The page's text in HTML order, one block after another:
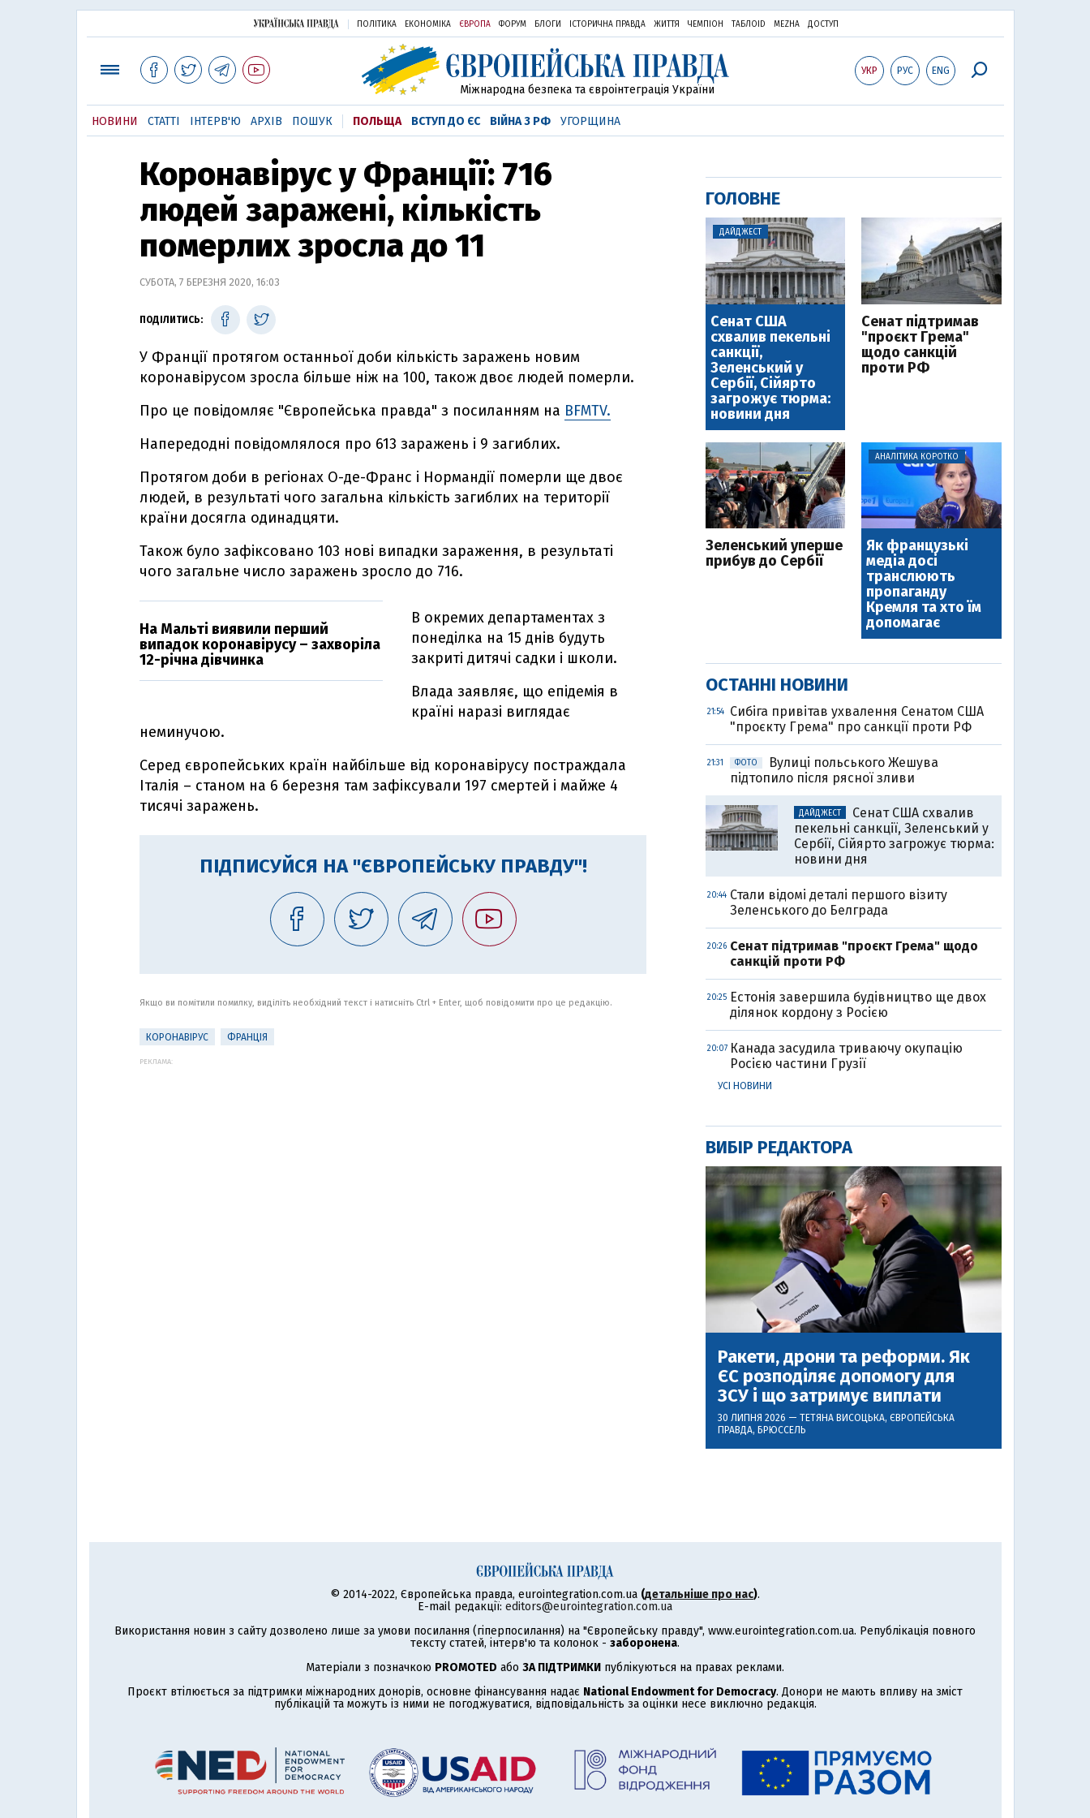
ПОЛІТИКА ЕКОНОМІКА ЄВРОПА ФОРУМ БЛОГИ ІСТОРИЧНА ПРАВДА ЖИТТЯ ЧЕМПІОН ТАБЛОID MEZHA ДОСТУП
УКР РУС ENG
Міжнародна безпека та євроінтеграція України
НОВИНИ СТАТТІ ІНТЕРВ'Ю АРХІВ ПОШУК ПОЛЬЩА ВСТУП ДО ЄС ВІЙНА З РФ УГОРЩИНА
Коронавірус у Франції: 716
людей заражені, кількість
померлих зросла до 11
СУБОТА, 7 БЕРЕЗНЯ 2020, 16:03
ПОДІЛИТИСЬ:
У Франції протягом останньої доби кількість заражень новим
коронавірусом зросла більше ніж на 100, також двоє людей померли.
Про це повідомляє "Європейська правда" з посиланням на BFMTV.
Напередодні повідомлялося про 613 заражень і 9 загиблих.
Протягом доби в регіонах О-де-Франс і Нормандії померли ще двоє
людей, в результаті чого загальна кількість загиблих на території
країни досягла одинадцяти.
Також було зафіксовано 103 нові випадки зараження, в результаті
чого загальне число заражень зросло до 716.
На Мальті виявили перший
випадок коронавірусу – захворіла
12-річна дівчинка
В окремих департаментах з
понеділка на 15 днів будуть
закриті дитячі садки і школи.
Влада заявляє, що епідемія в
країні наразі виглядає
неминучою.
Серед європейських країн найбільше від коронавірусу постраждала
Італія – станом на 6 березня там зафіксували 197 смертей і майже 4
тисячі заражень.
ПІДПИСУЙСЯ НА "ЄВРОПЕЙСЬКУ ПРАВДУ"!
Якщо ви помітили помилку, виділіть необхідний текст і натисніть Ctrl + Enter, щоб повідомити про це редакцію.
КОРОНАВІРУС ФРАНЦІЯ
РЕКЛАМА:
ГОЛОВНЕ
ДАЙДЖЕСТ
Сенат США
схвалив пекельні
санкції,
Зеленський у
Сербії, Сійярто
загрожує тюрма:
новини дня
Cенат підтримав
"проєкт Грема"
щодо санкцій
проти РФ
Зеленський уперше
прибув до Сербії
АНАЛІТИКА КОРОТКО
Як французькі
медіа досі
транслюють
пропаганду
Кремля та хто їм
допомагає
ОСТАННІ НОВИНИ
21:54
Cибіга привітав ухвалення Сенатом США
"проєкту Грема" про санкції проти РФ
21:31 ФОТО
Вулиці польського Жешува
підтопило після рясної зливи
ДАЙДЖЕСТ
Сенат США схвалив
пекельні санкції, Зеленський у
Сербії, Сійярто загрожує тюрма:
новини дня
20:44 Стали відомі деталі першого візиту
Зеленського до Белграда
20:26 Cенат підтримав "проєкт Грема" щодо
санкцій проти РФ
20:25
Естонія завершила будівництво ще двох
ділянок кордону з Росією
20:07 Канада засудила триваючу окупацію
Росією частини Грузії
УСІ НОВИНИ
ВИБІР РЕДАКТОРА
Ракети, дрони та реформи. Як
ЄС розподіляє допомогу для
ЗСУ і що затримує виплати
30 ЛИПНЯ 2026 — ТЕТЯНА ВИСОЦЬКА, ЄВРОПЕЙСЬКА
ПРАВДА, БРЮССЕЛЬ
© 2014-2022, Європейська правда, eurointegration.com.ua (детальніше про нас).
E-mail редакції: editors@eurointegration.com.ua
Використання новин з сайту дозволено лише за умови посилання (гіперпосилання) на "Європейську правду", www.eurointegration.com.ua. Републікація повного
тексту статей, інтерв'ю та колонок - заборонена.
Матеріали з позначкою PROMOTED або ЗА ПІДТРИМКИ публікуються на правах реклами.
Проєкт втілюється за підтримки міжнародних донорів, основне фінансування надає National Endowment for Democracy. Донори не мають впливу на зміст
публікацій та можуть із ними не погоджуватися, відповідальність за оцінки несе виключно редакція.